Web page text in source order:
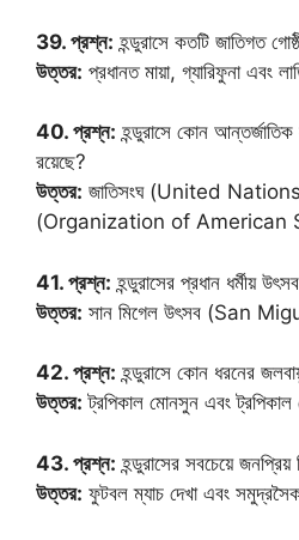
39. প্রশ্ন: হন্ডুরাসে কতটি জাতিগত
উত্তর: প্রধানত মায়া, গ্যারিফুনা এবং
40. প্রশ্ন: হন্ডুরাসে কোন আন্তর্জাতিক
রয়েছে?
উত্তর: জাতিসংঘ (United
(Organization of American
41. প্রশ্ন: হন্ডুরাসের প্রধান ধর্মীয়
উত্তর: সান মিগেল উৎসব (San
42. প্রশ্ন: হন্ডুরাসে কোন ধরনের
উত্তর: ট্রপিকাল মোনসুন এবং
43. প্রশ্ন: হন্ডুরাসের সবচেয়ে
উত্তর: ফুটবল ম্যাচ দেখা এবং